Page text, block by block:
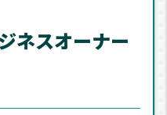
ネスオーナー